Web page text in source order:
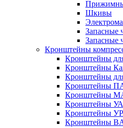
Шкивы
Запасные
Запасные
Кронштейны
Кронштейны
Кронштейны
Кронштейны
Кронштейны
Кронштейны
Кронштейны
Кронштейны
Кронштейны